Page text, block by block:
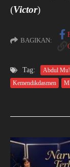
(Victor)
BAGIKAN:
Tag: Abdul
Kemendikdasmen